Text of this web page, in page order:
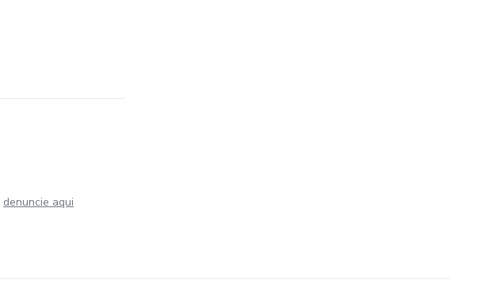
denuncie aqui